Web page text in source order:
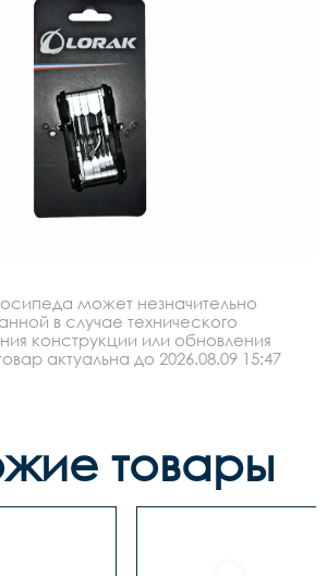
может незначительно
в случае технического
конструкции или обновления
актуальна до 2026.08.09 15:47
товары